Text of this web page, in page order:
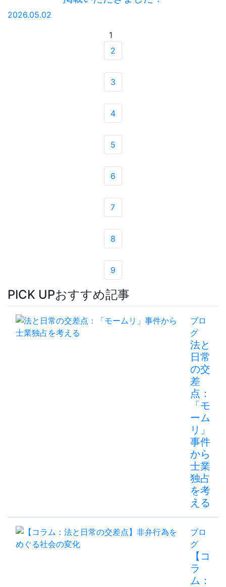
2026.05.02
1
2
3
4
5
6
7
8
9
PICK UPおすすめ記事
ブロ
グ
法と
日常
の交
差
点：
「モ
ーム
リ」
事件
から
士業
独占
を考
える
ブロ
グ
【コ
ラ
ム：